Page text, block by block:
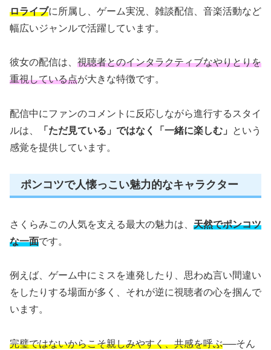
ロライブに所属し、ゲーム実況、雑談配信、音楽活動など
幅広いジャンルで活躍しています。
彼女の配信は、 視聴者とのインタラクティブなやりとりを
重視している点が大きな特徴です。
配信中にファンのコメントに反応しながら進行するスタイ
ルは、
「ただ見ている」ではなく「一緒に楽しむ」
という
感覚を提供しています。
ポンコツで人懐っこい魅力的なキャラクター
さくらみこの人気を支える最大の魅力は、 天然でポンコツ
な一面です。
例えば、ゲーム中にミスを連発したり、思わぬ言い間違い
をしたりする場面が多く、それが逆に視聴者の心を掴んで
います。
完璧ではないからこそ親しみやすく、共感を呼ぶ──そん